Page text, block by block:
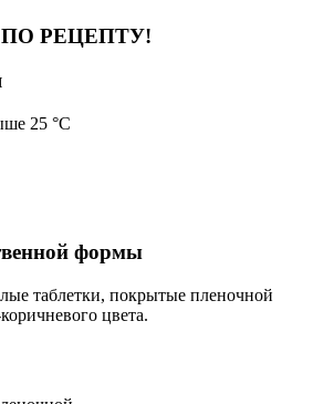
РЕЦЕПТУ!
25 °C
формы
таблетки, покрытые пленочной
цвета.